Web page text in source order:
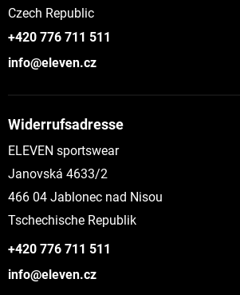
Czech Republic
+420 776 711 511
info@eleven.cz
Widerrufsadresse
ELEVEN sportswear
Janovská 4633/2
466 04 Jablonec nad Nisou
Tschechische Republik
+420 776 711 511
info@eleven.cz